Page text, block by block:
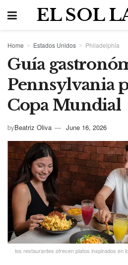
EL SOL
Home Estados Unidos Philadelphia
Guía
Pennsylvania
Copa Mundial
byBeatriz Oliva June 16, 2026
los restaurantes ofrecen platos inspirados en